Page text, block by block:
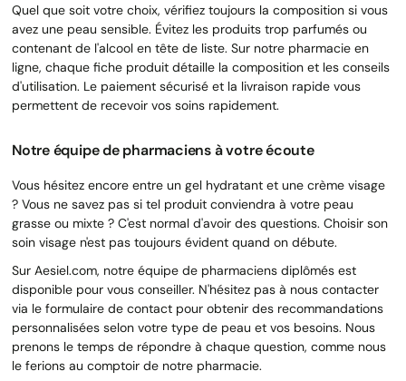
Quel que soit votre choix, vérifiez toujours la composition si vous
avez une peau sensible. Évitez les produits trop parfumés ou
contenant de l'alcool en tête de liste. Sur notre pharmacie en
ligne, chaque fiche produit détaille la composition et les conseils
d'utilisation. Le paiement sécurisé et la livraison rapide vous
permettent de recevoir vos soins rapidement.
Notre équipe de pharmaciens à votre écoute
Vous hésitez encore entre un gel hydratant et une crème visage
? Vous ne savez pas si tel produit conviendra à votre peau
grasse ou mixte ? C'est normal d'avoir des questions. Choisir son
soin visage n'est pas toujours évident quand on débute.
Sur Aesiel.com, notre équipe de pharmaciens diplômés est
disponible pour vous conseiller. N'hésitez pas à nous contacter
via le formulaire de contact pour obtenir des recommandations
personnalisées selon votre type de peau et vos besoins. Nous
prenons le temps de répondre à chaque question, comme nous
le ferions au comptoir de notre pharmacie.